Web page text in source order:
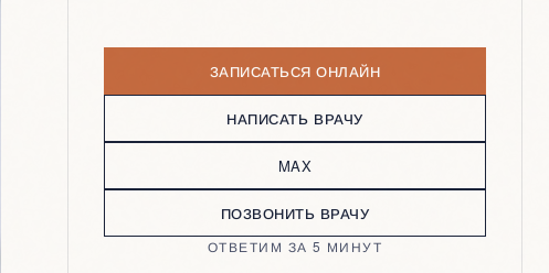
ЗАПИСАТЬСЯ ОНЛАЙН
НАПИСАТЬ ВРАЧУ
MAX
ПОЗВОНИТЬ ВРАЧУ
ОТВЕТИМ ЗА 5 МИНУТ